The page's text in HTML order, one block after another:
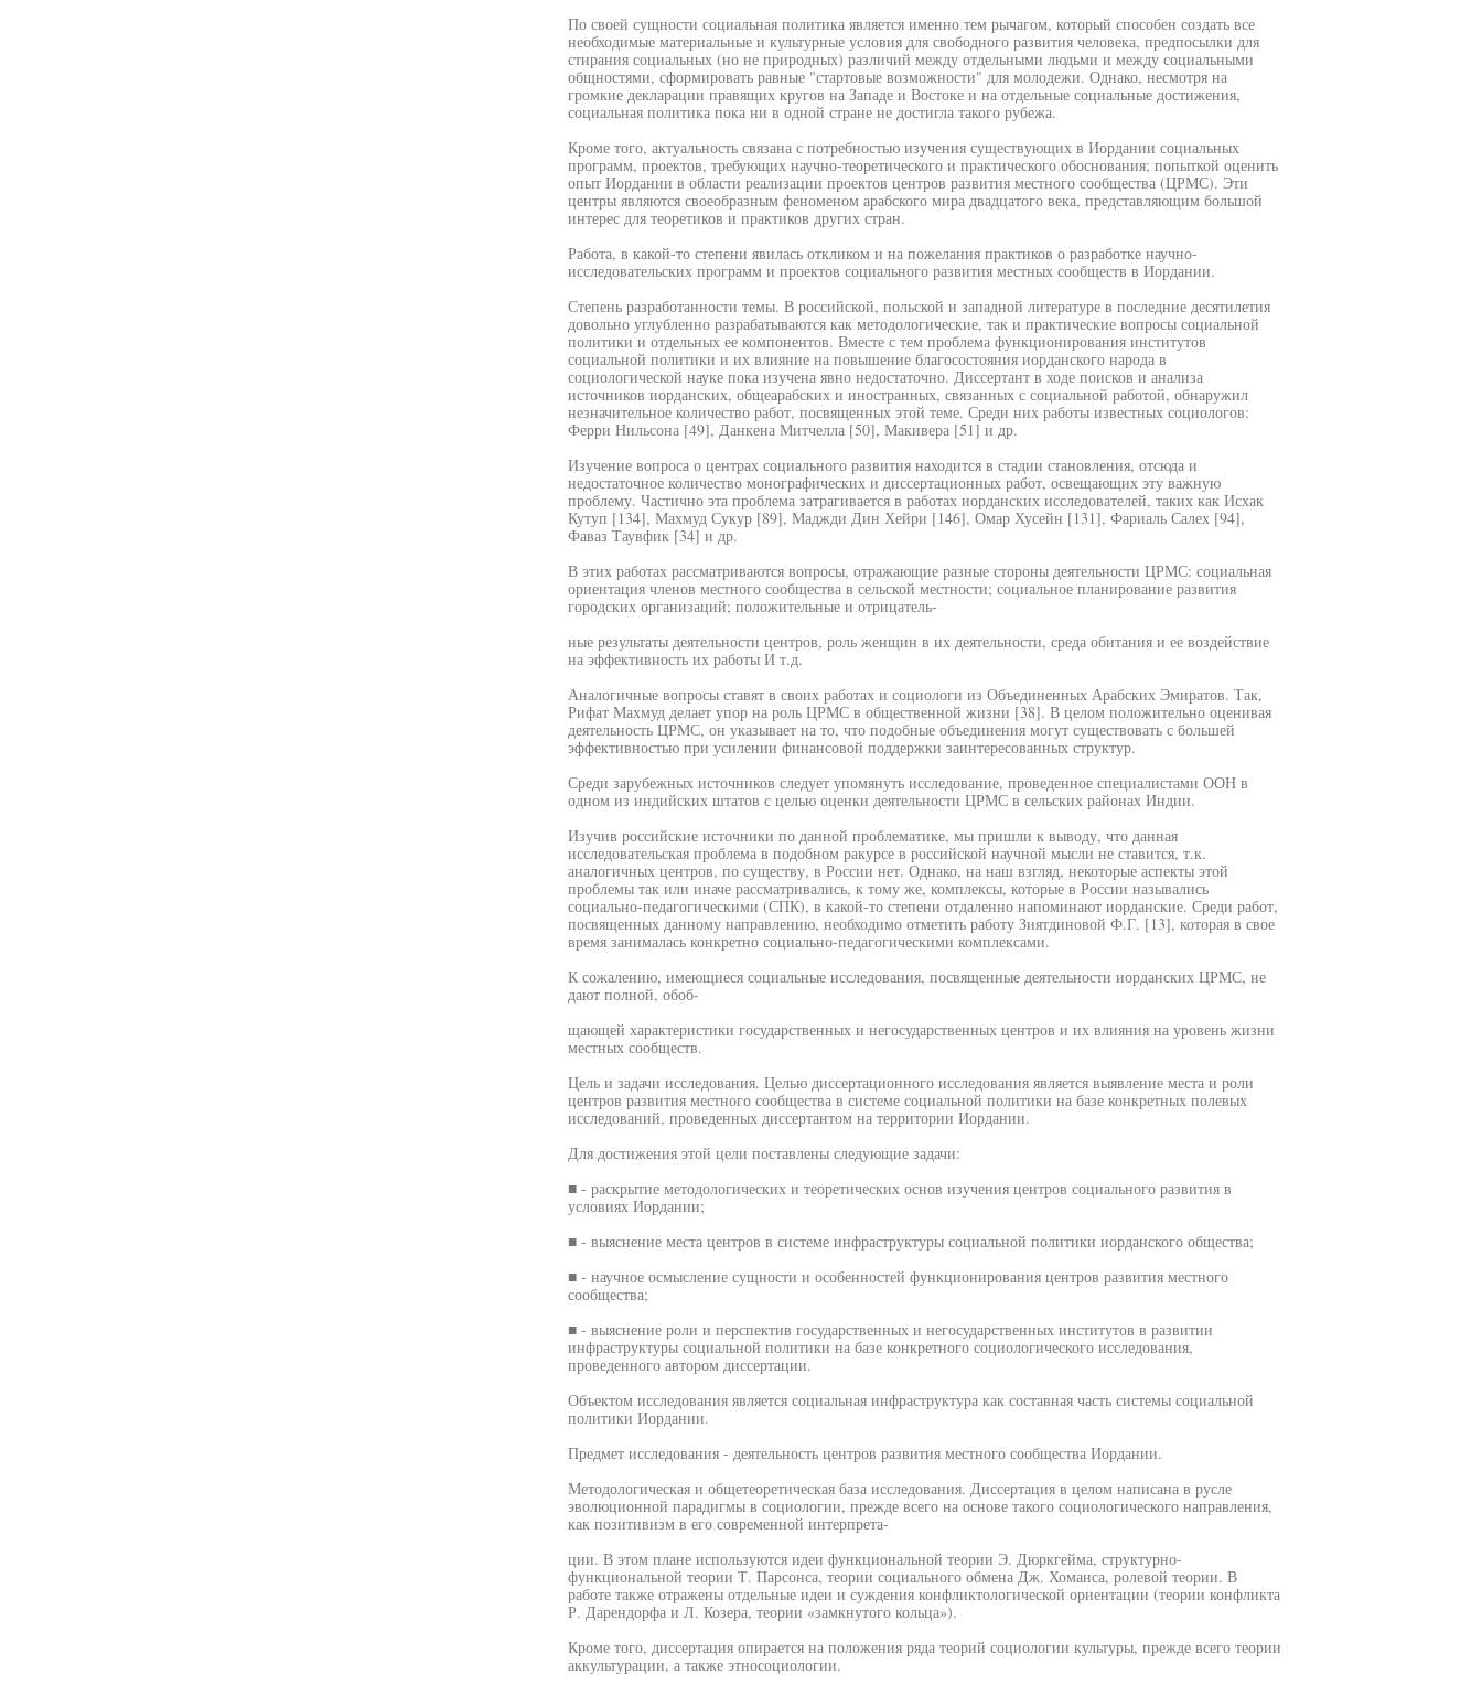
По своей сущности социальная политика является именно тем рычагом, который способен создать все
необходимые материальные и культурные условия для свободного развития человека, предпосылки для
стирания социальных (но не природных) различий между отдельными людьми и между социальными
общностями, сформировать равные "стартовые возможности" для молодежи. Однако, несмотря на
громкие декларации правящих кругов на Западе и Востоке и на отдельные социальные достижения,
социальная политика пока ни в одной стране не достигла такого рубежа.
Кроме того, актуальность связана с потребностью изучения существующих в Иордании социальных
программ, проектов, требующих научно-теоретического и практического обоснования; попыткой оценить
опыт Иордании в области реализации проектов центров развития местного сообщества (ЦРМС). Эти
центры являются своеобразным феноменом арабского мира двадцатого века, представляющим большой
интерес для теоретиков и практиков других стран.
Работа, в какой-то степени явилась откликом и на пожелания практиков о разработке научно-
исследовательских программ и проектов социального развития местных сообществ в Иордании.
Степень разработанности темы. В российской, польской и западной литературе в последние десятилетия
довольно углубленно разрабатываются как методологические, так и практические вопросы социальной
политики и отдельных ее компонентов. Вместе с тем проблема функционирования институтов
социальной политики и их влияние на повышение благосостояния иорданского народа в
социологической науке пока изучена явно недостаточно. Диссертант в ходе поисков и анализа
источников иорданских, общеарабских и иностранных, связанных с социальной работой, обнаружил
незначительное количество работ, посвященных этой теме. Среди них работы известных социологов:
Ферри Нильсона [49], Данкена Митчелла [50], Макивера [51] и др.
Изучение вопроса о центрах социального развития находится в стадии становления, отсюда и
недостаточное количество монографических и диссертационных работ, освещающих эту важную
проблему. Частично эта проблема затрагивается в работах иорданских исследователей, таких как Исхак
Кутуп [134], Махмуд Сукур [89], Маджди Дин Хейри [146], Омар Хусейн [131], Фариаль Салех [94],
Фаваз Таувфик [34] и др.
В этих работах рассматриваются вопросы, отражающие разные стороны деятельности ЦРМС: социальная
ориентация членов местного сообщества в сельской местности; социальное планирование развития
городских организаций; положительные и отрицатель-
ные результаты деятельности центров, роль женщин в их деятельности, среда обитания и ее воздействие
на эффективность их работы И т.д.
Аналогичные вопросы ставят в своих работах и социологи из Объединенных Арабских Эмиратов. Так,
Рифат Махмуд делает упор на роль ЦРМС в общественной жизни [38]. В целом положительно оценивая
деятельность ЦРМС, он указывает на то, что подобные объединения могут существовать с большей
эффективностью при усилении финансовой поддержки заинтересованных структур.
Среди зарубежных источников следует упомянуть исследование, проведенное специалистами ООН в
одном из индийских штатов с целью оценки деятельности ЦРМС в сельских районах Индии.
Изучив российские источники по данной проблематике, мы пришли к выводу, что данная
исследовательская проблема в подобном ракурсе в российской научной мысли не ставится, т.к.
аналогичных центров, по существу, в России нет. Однако, на наш взгляд, некоторые аспекты этой
проблемы так или иначе рассматривались, к тому же, комплексы, которые в России назывались
социально-педагогическими (СПК), в какой-то степени отдаленно напоминают иорданские. Среди работ,
посвященных данному направлению, необходимо отметить работу Зиятдиновой Ф.Г. [13], которая в свое
время занималась конкретно социально-педагогическими комплексами.
К сожалению, имеющиеся социальные исследования, посвященные деятельности иорданских ЦРМС, не
дают полной, обоб-
щающей характеристики государственных и негосударственных центров и их влияния на уровень жизни
местных сообществ.
Цель и задачи исследования. Целью диссертационного исследования является выявление места и роли
центров развития местного сообщества в системе социальной политики на базе конкретных полевых
исследований, проведенных диссертантом на территории Иордании.
Для достижения этой цели поставлены следующие задачи:
■ - раскрытие методологических и теоретических основ изучения центров социального развития в
условиях Иордании;
■ - выяснение места центров в системе инфраструктуры социальной политики иорданского общества;
■ - научное осмысление сущности и особенностей функционирования центров развития местного
сообщества;
■ - выяснение роли и перспектив государственных и негосударственных институтов в развитии
инфраструктуры социальной политики на базе конкретного социологического исследования,
проведенного автором диссертации.
Объектом исследования является социальная инфраструктура как составная часть системы социальной
политики Иордании.
Предмет исследования - деятельность центров развития местного сообщества Иордании.
Методологическая и общетеоретическая база исследования. Диссертация в целом написана в русле
эволюционной парадигмы в социологии, прежде всего на основе такого социологического направления,
как позитивизм в его современной интерпрета-
ции. В этом плане используются идеи функциональной теории Э. Дюркгейма, структурно-
функциональной теории Т. Парсонса, теории социального обмена Дж. Хоманса, ролевой теории. В
работе также отражены отдельные идеи и суждения конфликтологической ориентации (теории конфликта
Р. Дарендорфа и Л. Козера, теории «замкнутого кольца»).
Кроме того, диссертация опирается на положения ряда теорий социологии культуры, прежде всего теории
аккультурации, а также этносоциологии.